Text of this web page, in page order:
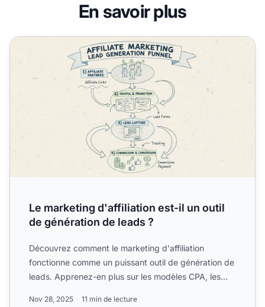
En savoir plus
Le marketing d'affiliation est-il un outil de génération de
Le marketing d'affiliation est-il un outil
de génération de leads ?
Découvrez comment le marketing d'affiliation
fonctionne comme un puissant outil de génération de
leads. Apprenez-en plus sur les modèles CPA, les
Nov 28, 2025 11 min de lecture